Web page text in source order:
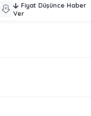
Fiyat Düşünce Haber
Ver